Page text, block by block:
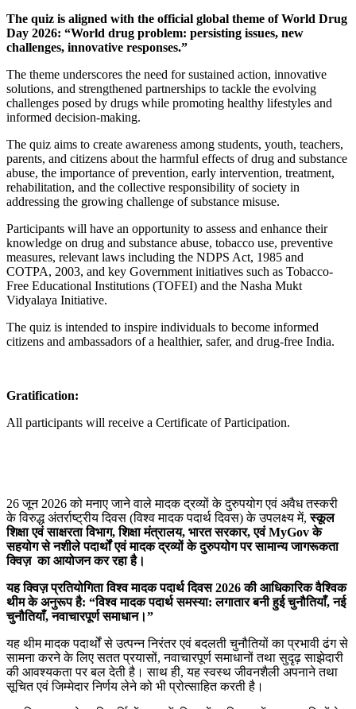
The quiz is aligned with the official global theme of World Drug
Day 2026: “World drug problem: persisting issues, new
challenges, innovative responses.”
The theme underscores the need for sustained action, innovative
solutions, and strengthened partnerships to tackle the evolving
challenges posed by drugs while promoting healthy lifestyles and
informed decision-making.
The quiz aims to create awareness among students, youth, teachers,
parents, and citizens about the harmful effects of drug and substance
abuse, the importance of prevention, early intervention, treatment,
rehabilitation, and the collective responsibility of society in
addressing the growing challenge of substance misuse.
Participants will have an opportunity to assess and enhance their
knowledge on drug and substance abuse, tobacco use, preventive
measures, relevant laws including the NDPS Act, 1985 and
COTPA, 2003, and key Government initiatives such as Tobacco-
Free Educational Institutions (TOFEI) and the Nasha Mukt
Vidyalaya Initiative.
The quiz is intended to inspire individuals to become informed
citizens and ambassadors of a healthier, safer, and drug-free India.
Gratification:
All participants will receive a Certificate of Participation.
26 जून 2026 को मनाए जाने वाले मादक द्रव्यों के दुरुपयोग एवं अवैध तस्करी
के विरुद्ध अंतर्राष्ट्रीय दिवस (विश्व मादक पदार्थ दिवस) के उपलक्ष्य में,स्कूल
शिक्षा एवं साक्षरता विभाग, शिक्षा मंत्रालय, भारत सरकार, एवं MyGov के
सहयोग से नशीले पदार्थों एवं मादक द्रव्यों के दुरुपयोग पर सामान्य जागरूकता
क्विज़ का आयोजन कर रहा है।
यह क्विज़ प्रतियोगिता विश्व मादक पदार्थ दिवस 2026 की आधिकारिक वैश्विक
थीम के अनुरूप है: “विश्व मादक पदार्थ समस्या: लगातार बनी हुई चुनौतियाँ, नई
चुनौतियाँ, नवाचारपूर्ण समाधान।”
यह थीम मादक पदार्थों से उत्पन्न निरंतर एवं बदलती चुनौतियों का प्रभावी ढंग से
सामना करने के लिए सतत प्रयासों, नवाचारपूर्ण समाधानों तथा सुदृढ़ साझेदारी
की आवश्यकता पर बल देती है। साथ ही, यह स्वस्थ जीवनशैली अपनाने तथा
सूचित एवं जिम्मेदार निर्णय लेने को भी प्रोत्साहित करती है।